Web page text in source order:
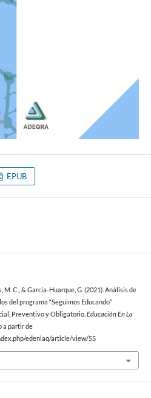
EPUB
M. C., & García-Huarque, G. (2021). Análisis de
del programa “Seguimos Educando”
Preventivo y Obligatorio. Educación En La
a partir de
edenlaq/article/view/55